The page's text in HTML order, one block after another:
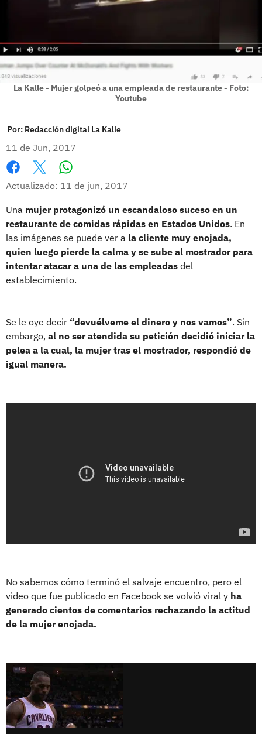
La Kalle - Mujer golpeó a una empleada de restaurante - Foto:
Youtube
Por: Redacción digital La Kalle
11 de Jun, 2017
Facebook
X
Actualizado: 11 de jun, 2017
Una mujer protagonizó un escandaloso suceso en un
restaurante de comidas rápidas en Estados Unidos. En
las imágenes se puede ver a la cliente muy enojada,
quien luego pierde la calma y se sube al mostrador para
intentar atacar a una de las empleadas del
establecimiento.
Se le oye decir “devuélveme el dinero y nos vamos”. Sin
embargo, al no ser atendida su petición decidió iniciar la
pelea a la cual, la mujer tras el mostrador, respondió de
igual manera.
No sabemos cómo terminó el salvaje encuentro, pero el
video que fue publicado en Facebook se volvió viral y ha
generado cientos de comentarios rechazando la actitud
de la mujer enojada.